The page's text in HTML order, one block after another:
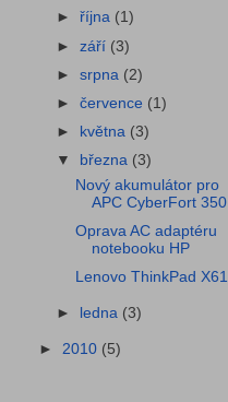
►října (1)
►září (3)
►srpna (2)
►července (1)
►
května (3)
▼
března (3)
Nový akumulátor pro
APC CyberFort 350
Oprava AC adaptéru
notebooku HP
Lenovo ThinkPad X61
► ledna (3)
► 2010 (5)